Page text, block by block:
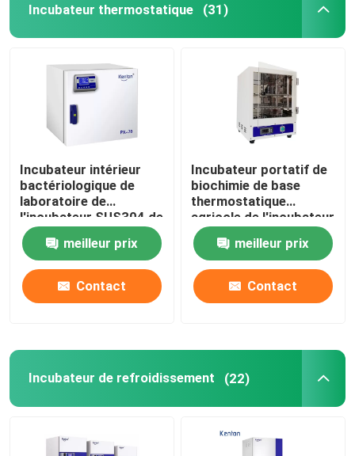
Incubateur thermostatique (31)
Incubateur intérieur
bactériologique de
laboratoire de
l'incubateur SUS304 de
haute précision
meilleur prix
Contact
Incubateur portatif de
biochimie de base
thermostatique
agricole de l'incubateur
110V 220V
meilleur prix
Contact
Incubateur de refroidissement (22)